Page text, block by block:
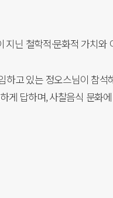
닌 철학적·문화적 가치
고 있는 정오스님이 참
답하며, 사찰음식 문화